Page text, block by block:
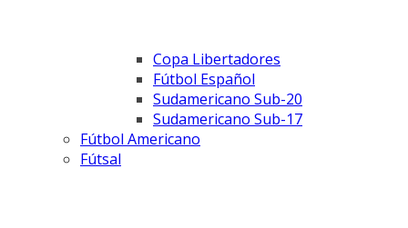
Copa Libertadores
Fútbol Español
Sudamericano Sub-20
Sudamericano Sub-17
Fútbol Americano
Fútsal